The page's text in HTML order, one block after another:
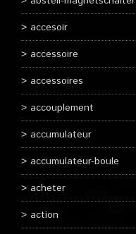
accesoir
accessoire
accessoires
accouplement
accumulateur
accumulateur-boule
acheter
action